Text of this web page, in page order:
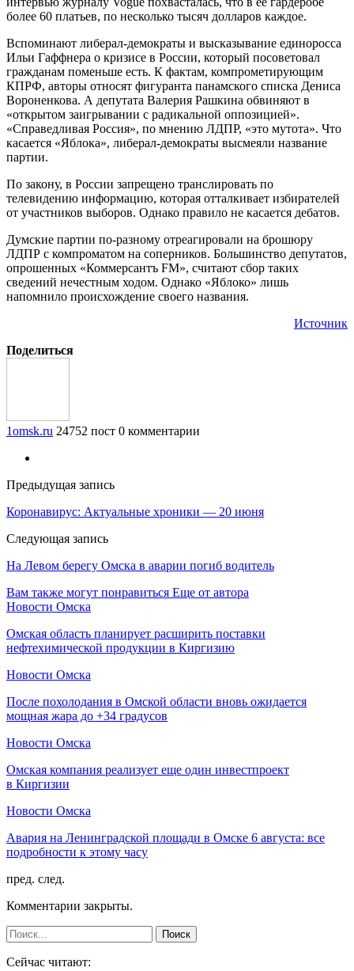
более 60 платьев, по несколько тысяч долларов каждое.
Вспоминают либерал-демократы и высказывание единоросса
Ильи Гаффнера о кризисе в России, который посоветовал
гражданам поменьше есть. К фактам, компрометирующим
КПРФ, авторы относят фигуранта панамского списка Дениса
Вороненкова. А депутата Валерия Рашкина обвиняют в
«открытом заигрывании с радикальной оппозицией».
«Справедливая Россия», по мнению ЛДПР, «это мутота». Что
касается «Яблока», либерал-демократы высмеяли название
партии.
По закону, в России запрещено транслировать по
телевидению информацию, которая отталкивает избирателей
от участников выборов. Однако правило не касается дебатов.
Думские партии по-разному отреагировали на брошюру
ЛДПР с компроматом на соперников. Большинство депутатов,
опрошенных «Коммерсантъ FM», считают сбор таких
сведений нечестным ходом. Однако «Яблоко» лишь
напомнило происхождение своего названия.
Источник
Поделиться
1omsk.ru 24752 пост 0 комментарии
Предыдущая запись
Коронавирус: Актуальные хроники — 20 июня
Следующая запись
На Левом берегу Омска в аварии погиб водитель
Вам также могут понравиться Еще от автора
Новости Омска
Омская область планирует расширить поставки
нефтехимической продукции в Киргизию
Новости Омска
После похолодания в Омской области вновь ожидается
мощная жара до +34 градусов
Новости Омска
Омская компания реализует еще один инвестпроект
в Киргизии
Новости Омска
Авария на Ленинградской площади в Омске 6 августа: все
подробности к этому часу
пред. след.
Комментарии закрыты.
Сейчас читают: